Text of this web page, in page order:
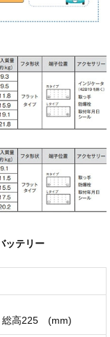
ッテリー
高225 (mm)